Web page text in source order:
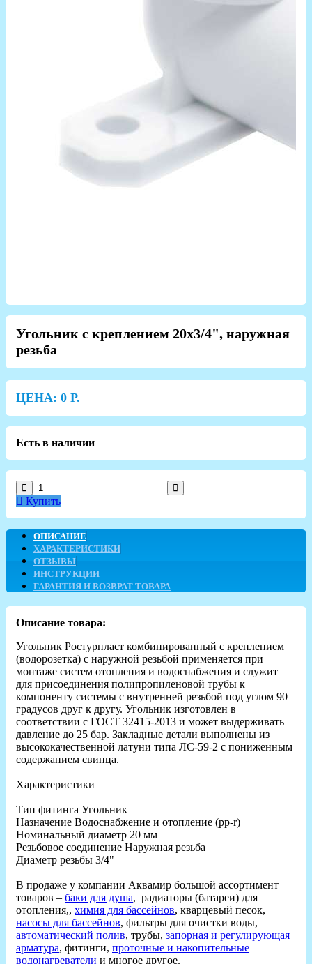
Угольник с креплением 20х3/4", наружная
резьба
ЦЕНА: 0 Р.
Есть в наличии
Купить
ОПИСАНИЕ
ХАРАКТЕРИСТИКИ
ОТЗЫВЫ
ИНСТРУКЦИИ
ГАРАНТИЯ И ВОЗВРАТ ТОВАРА
Описание товара:
Угольник Ростурпласт комбинированный с креплением
(водорозетка) с наружной резьбой применяется при
монтаже систем отопления и водоснабжения и служит
для присоединения полипропиленовой трубы к
компоненту системы с внутренней резьбой под углом 90
градусов друг к другу. Угольник изготовлен в
соответствии с ГОСТ 32415-2013 и может выдерживать
давление до 25 бар. Закладные детали выполнены из
высококачественной латуни типа ЛС-59-2 с пониженным
содержанием свинца.
Характеристики
Тип фитинга Угольник
Назначение Водоснабжение и отопление (рр-r)
Номинальный диаметр 20 мм
Резьбовое соединение Наружная резьба
Диаметр резьбы 3/4"
В продаже у компании Аквамир большой ассортимент
товаров – баки для душа, радиаторы (батареи) для
отопления,, химия для бассейнов, кварцевый песок,
насосы для бассейнов, фильтры для очистки воды,
автоматический полив, трубы, запорная и регулирующая
арматура, фитинги, проточные и накопительные
водонагреватели и многое другое.